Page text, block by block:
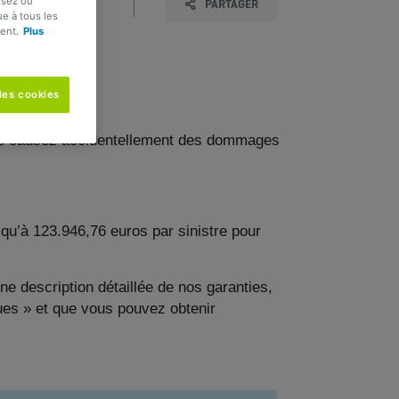
PARTAGER
accidentellement des dommages
123.946,76 euros par sinistre pour
description détaillée de nos garanties,
» et que vous pouvez obtenir
à tous les
Plus
cookies